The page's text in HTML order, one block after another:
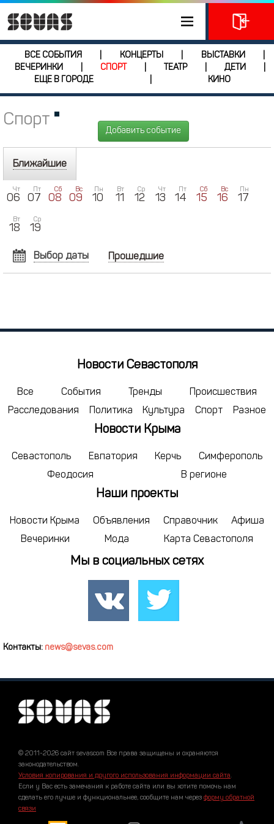
ВСЕ СОБЫТИЯ КОНЦЕРТЫ ВЫСТАВКИ
ВЕЧЕРИНКИ
СПОРТ ТЕАТР ДЕТИ
ЕЩЕ В ГОРОДЕ
КИНО
Спорт
Добавить событие
Ближайшие
Чт
06
Пт
07
Сб
08
Вс
09
Пн
10
Вт
11
Ср
12
Чт
13
Пт
14
Сб
15
Вс
16
Пн
17
Вт
18
Ср
19
Выбор даты
АВГУСТ 2026
3 4 5 6 7 8 9
19 20 21
24 25 26 27 29 30
31 1 2 4 5 6
Прошедшие
Новости Севастополя
Все События Тренды
Происшествия
Расследования
Политика Культура Спорт Разное
Новости Крыма
Севастополь Евпатория Керчь
Симферополь
Феодосия
В регионе
Наши проекты
Новости Крыма Объявления Справочник
Афиша
Вечеринки
Мода Карта Севастополя
Мы в социальных сетях
Контакты: news@sevas.com
© 2011-2026 сайт sevascom Все права защищены и охраняются
законодательством.
Условия копирования и другого использования информации сайта.
Если у Вас есть замечания к работе сайта или вы хотите помочь нам
сделать его лучше и функциональнее, сообщите нам через форму обратной
связи